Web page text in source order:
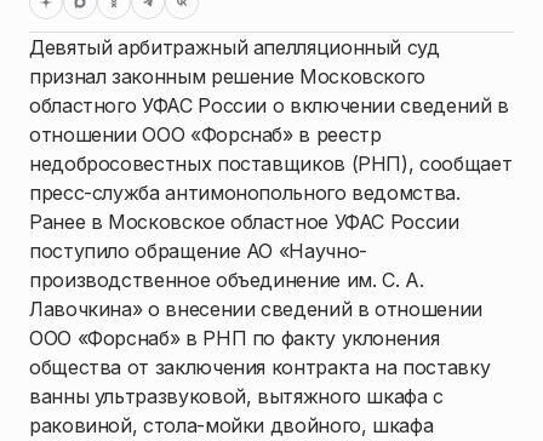
Девятый арбитражный апелляционный суд
признал законным решение Московского
областного УФАС России о включении сведений в
отношении ООО «Форснаб» в реестр
недобросовестных поставщиков (РНП), сообщает
пресс-служба антимонопольного ведомства.
Ранее в Московское областное УФАС России
поступило обращение АО «Научно-
производственное объединение им. С. А.
Лавочкина» о внесении сведений в отношении
ООО «Форснаб» в РНП по факту уклонения
общества от заключения контракта на поставку
ванны ультразвуковой, вытяжного шкафа с
раковиной, стола-мойки двойного, шкафа